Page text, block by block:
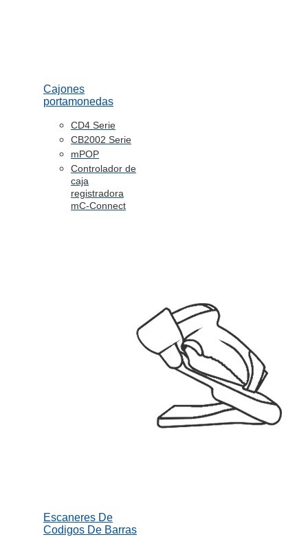
Cajones
portamonedas
CD4 Serie
CB2002 Serie
mPOP
Controlador de
caja
registradora
mC-Connect
Escaneres De
Codigos De Barras